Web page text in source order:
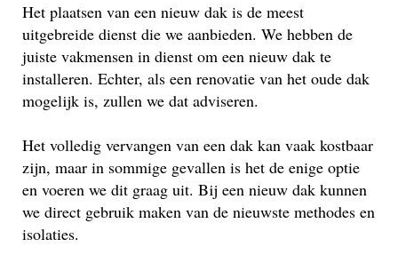
Het plaatsen van een nieuw dak is de meest
uitgebreide dienst die we aanbieden. We hebben de
juiste vakmensen in dienst om een nieuw dak te
installeren. Echter, als een renovatie van het oude dak
mogelijk is, zullen we dat adviseren.
Het volledig vervangen van een dak kan vaak kostbaar
zijn, maar in sommige gevallen is het de enige optie
en voeren we dit graag uit. Bij een nieuw dak kunnen
we direct gebruik maken van de nieuwste methodes en
isolaties.